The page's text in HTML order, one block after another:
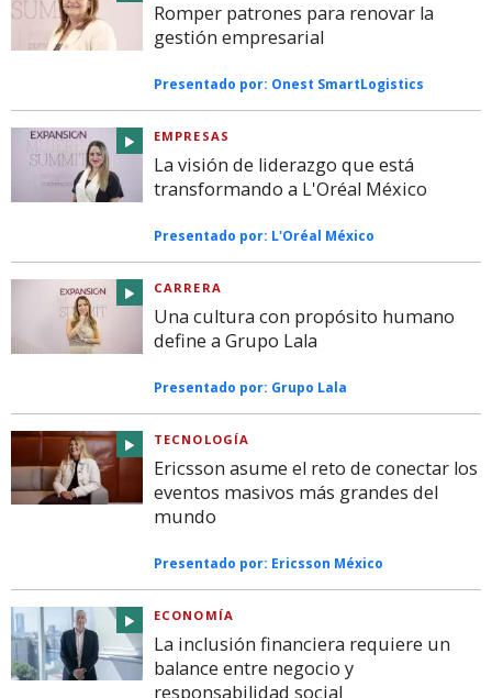
Romper patrones para renovar la
gestión empresarial
Presentado por: Onest SmartLogistics
EMPRESAS
La visión de liderazgo que está
transformando a L'Oréal México
Presentado por: L'Oréal México
CARRERA
Una cultura con propósito humano
define a Grupo Lala
Presentado por: Grupo Lala
TECNOLOGÍA
Ericsson asume el reto de conectar los
eventos masivos más grandes del
mundo
Presentado por: Ericsson México
ECONOMÍA
La inclusión financiera requiere un
balance entre negocio y
responsabilidad social